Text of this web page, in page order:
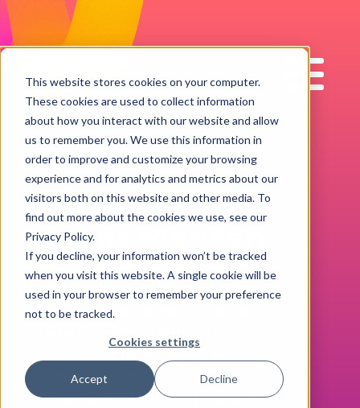
This website stores cookies on your computer.
These cookies are used to collect information
about how you interact with our website and allow
us to remember you. We use this information in
order to improve and customize your browsing
experience and for analytics and metrics about our
visitors both on this website and other media. To
find out more about the cookies we use, see our
Privacy Policy.
If you decline, your information won’t be tracked
when you visit this website. A single cookie will be
used in your browser to remember your preference
not to be tracked.
Cookies settings
Accept Decline
Impact
Work
EVENEMENTEN
Onze
evenementen
Bij ImpactWork praten we niet alleen
over HR-transformatie - we maken het
bruikbaar. Onze seminars bieden
benchmarks uit de praktijk en
praktische strategieën om verandering
te stimuleren. Verwacht praktische